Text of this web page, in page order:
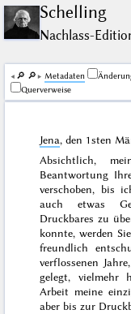
Schelling
Nachlass-
🔎︎ 🔎︎ Me­ta­da­ten
Querverweise
Jena, den 1sten
Absichtlich,
Beantwortung
verschoben, bis
auch etwas
Druckbares zu
konnte, werden
freundlich
verflossenen Jahre
gelegt, vielmehr
Arbeit meine
aber bis zur